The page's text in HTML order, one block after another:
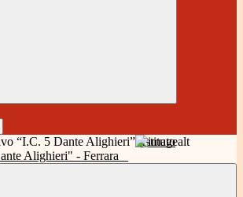
Istituto
Alighieri" - Ferrara